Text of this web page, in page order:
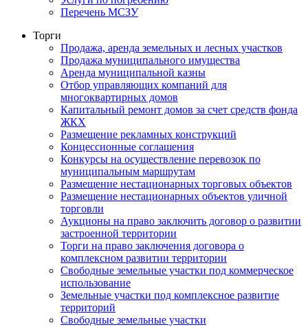
Перечень МСЗУ
Торги
Продажа, аренда земельных и лесных участков
Продажа муниципального имущества
Аренда муниципальной казны
Отбор управляющих компаний для
многоквартирных домов
Капитальный ремонт домов за счет средств фонда
ЖКХ
Размещение рекламных конструкций
Концессионные соглашения
Конкурсы на осуществление перевозок по
муниципальным маршрутам
Размещение нестационарных торговых объектов
Размещение нестационарных объектов уличной
торговли
Аукционы на право заключить договор о развитии
застроенной территории
Торги на право заключения договора о
комплексном развитии территории
Свободные земельные участки под коммерческое
использование
Земельные участки под комплексное развитие
территорий
Свободные земельные участки